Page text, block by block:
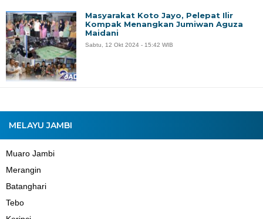
MELAYU JAMBI
Muaro Jambi
Merangin
Batanghari
Tebo
Masyarakat Koto Jayo, Pelepat Ilir
Kompak Menangkan Jumiwan Aguza
Maidani
Sabtu, 12 Okt 2024 - 15:42 WIB